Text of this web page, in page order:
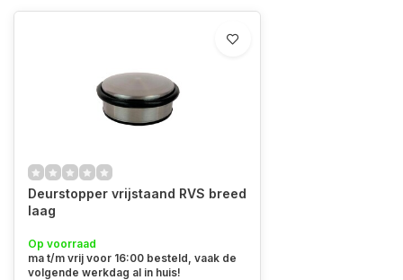
Deurstopper vrijstaand RVS breed
laag
Op voorraad
ma t/m vrij voor 16:00 besteld, vaak de
volgende werkdag al in huis!